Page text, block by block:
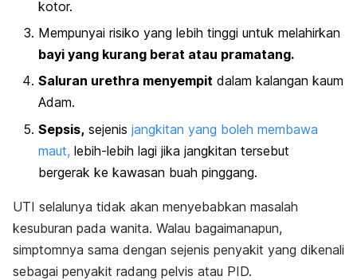
kotor.
Mempunyai risiko yang lebih tinggi untuk melahirkan
bayi yang kurang berat atau pramatang.
Saluran urethra menyempit dalam kalangan kaum
Adam.
Sepsis, sejenis jangkitan yang boleh membawa
maut, lebih-lebih lagi jika jangkitan tersebut
bergerak ke kawasan buah pinggang.
UTI selalunya tidak akan menyebabkan masalah
kesuburan pada wanita. Walau bagaimanapun,
simptomnya sama dengan sejenis penyakit yang dikenali
sebagai penyakit radang pelvis atau PID.